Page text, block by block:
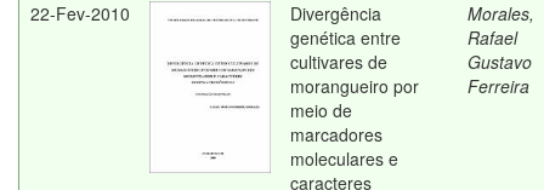
22-Fev-2010
Divergência
genética entre
cultivares de
morangueiro por
meio de
marcadores
moleculares e
caracteres
Morales,
Rafael
Gustavo
Ferreira